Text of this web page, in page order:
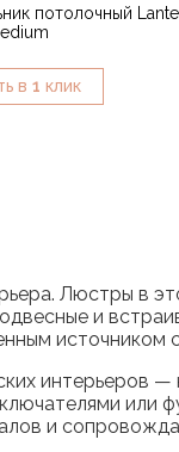
потолочный
В 1 КЛИК
Люстры в
и
интерьеров
или
и